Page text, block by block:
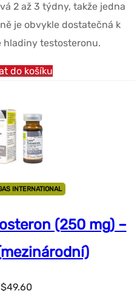
2 až 3 týdny, takže jedna
je obvykle dostatečná k
hladiny testosteronu.
do košíku
INTERNATIONAL
(250 mg) –
$49.60